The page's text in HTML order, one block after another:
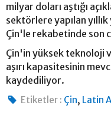
milyar doları aştığı
sektörlere yapılan
Çin'le rekabetinde son
Çin'in yüksek teknoloji
aşırı kapasitesinin
kaydediliyor.
Etiketler : Çin, Latin